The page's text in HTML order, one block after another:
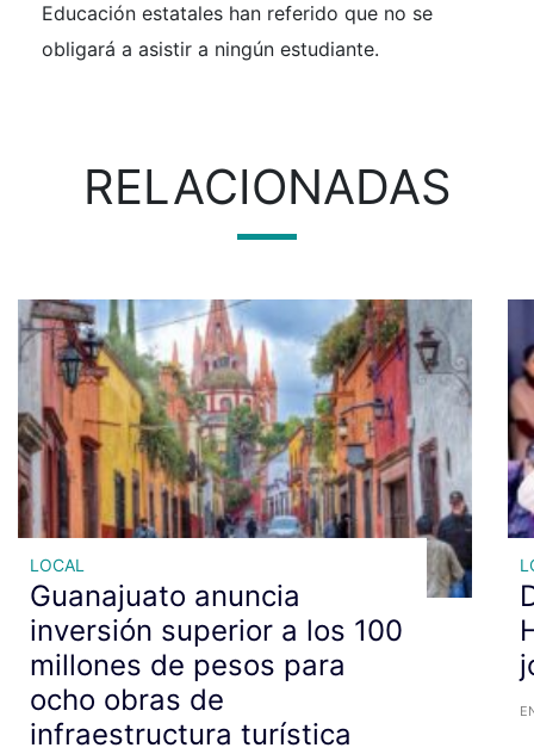
Educación estatales han referido que no se
obligará a asistir a ningún estudiante.
RELACIONADAS
LOCAL
Guanajuato anuncia
inversión superior a los 100
millones de pesos para
ocho obras de
infraestructura turística